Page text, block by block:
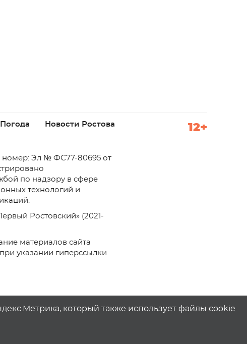
Погода Новости Ростова 12+
номер: Эл № ФС77-80695 от
по надзору в сфере
технологий и
Ростовский» (2021-
материалов сайта
указании гиперссылки
который также использует файлы cookie